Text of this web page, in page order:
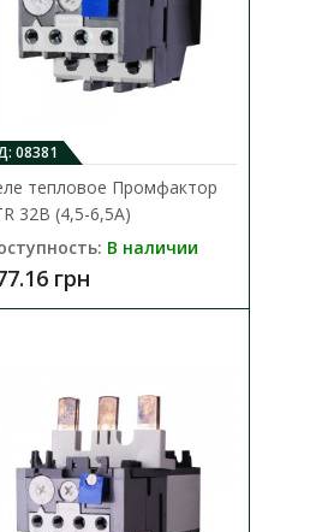
В КОРЗИНУ
В сравнения
В КОРЗИНУ
В сравнения
В закладки
08381
тепловое Промфактор
32B (4,5-6,5А)
В наличии
грн